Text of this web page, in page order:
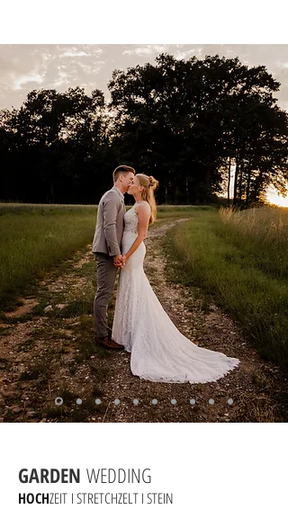
GARDEN WEDDING
HOCHZEIT I STRETCHZELT I STEIN